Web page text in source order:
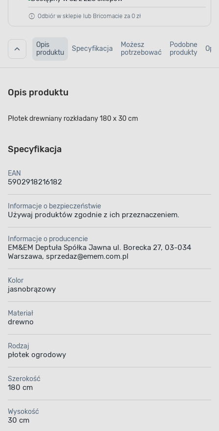
Odbiór w sklepie lub Bricomacie za 0 zł
Opis
produktu
Specyfikacja
Możesz
potrzebować
Podobne
produkty
Opis produktu
Płotek drewniany rozkładany 180 x 30 cm
Specyfikacja
EAN
5902918216182
Informacje o bezpieczeństwie
Używaj produktów zgodnie z ich przeznaczeniem.
Informacje o producencie
EM&EM Deptuła Spółka Jawna ul. Borecka 27, 03-034
Warszawa, sprzedaz@emem.com.pl
Kolor
jasnobrązowy
Materiał
drewno
Rodzaj
płotek ogrodowy
Szerokość
180 cm
Wysokość
30 cm